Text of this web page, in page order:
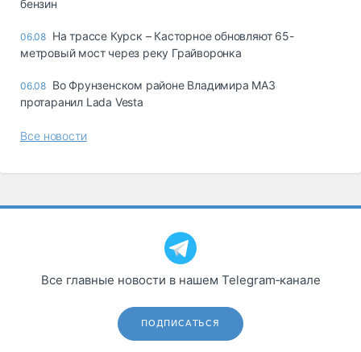
бензин
06.08 На трассе Курск – Касторное обновляют 65-
метровый мост через реку Грайворонка
06.08 Во Фрунзенском районе Владимира МАЗ
протаранил Lada Vesta
Все новости
Все главные новости в нашем Telegram‑канале
ПОДПИСАТЬСЯ